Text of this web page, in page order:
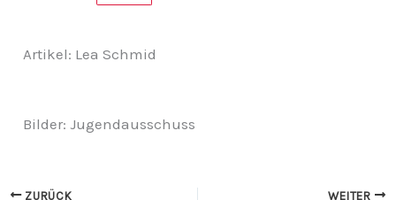
Artikel: Lea Schmid
Bilder: Jugendausschuss
ZURÜCK WEITER